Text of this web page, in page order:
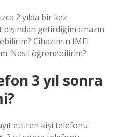
2 yılda bir kez
getirdiğim cihazın
Cihazımın IMEI
Nasıl öğrenebilirim?
3 yıl sonra
ettiren kişi telefonu